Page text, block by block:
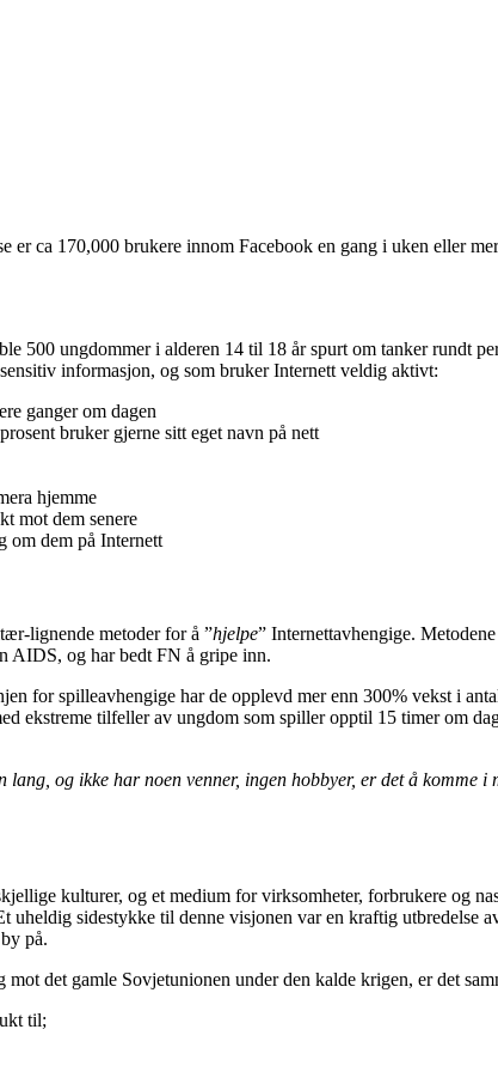
er ca 170,000 brukere innom Facebook en gang i uken eller
500 ungdommer i alderen 14 til 18 år spurt om tanker rundt
informasjon, og som bruker Internett veldig aktivt:
ganger om dagen
bruker gjerne sitt eget navn på nett
hjemme
mot dem senere
om dem på Internett
lignende metoder for å ”hjelpe” Internettavhengige.
AIDS, og har bedt FN å gripe inn.
for spilleavhengige har de opplevd mer enn 300% vekst i
ekstreme tilfeller av ungdom som spiller opptil 15 timer om
og ikke har noen venner, ingen hobbyer, er det å komme
kulturer, og et medium for virksomheter, forbrukere og
uheldig sidestykke til denne visjonen var en kraftig
på.
det gamle Sovjetunionen under den kalde krigen, er det
til;